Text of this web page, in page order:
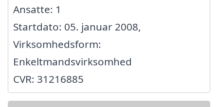
Ansatte: 1
Startdato: 05. januar 2008,
Virksomhedsform:
Enkeltmandsvirksomhed
CVR: 31216885